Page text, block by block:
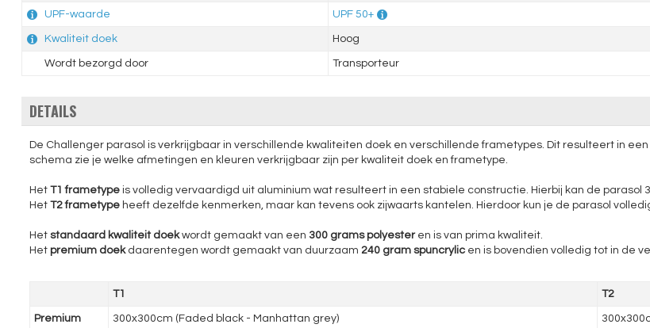
UPF-waarde UPF 50+
Kwaliteit doek Hoog
Wordt bezorgd door Transporteur
DETAILS
De Challenger parasol is verkrijgbaar in verschillende kwaliteiten doek en verschillende frametypes. Dit resulteert in
schema zie je welke afmetingen en kleuren verkrijgbaar zijn per kwaliteit doek en frametype.
Het T1 frametypeis volledig vervaardigd uit aluminium wat resulteert in een stabiele constructie. Hierbij kan de
Het T2 frametypeheeft dezelfde kenmerken, maar kan tevens ook zijwaarts kantelen. Hierdoor kun je de parasol
Het standaard kwaliteit doekwordt gemaakt van een 300 grams polyesteren is van prima kwaliteit.
Het premium doekdaarentegen wordt gemaakt van duurzaam 240 gram spuncrylicen is bovendien volledig tot in de
T1 T2
Premium
300x300cm (Faded black - Manhattan grey)